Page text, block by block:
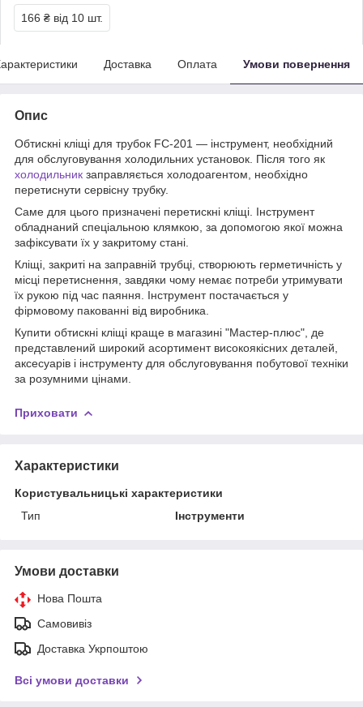
166 ₴ від 10 шт.
Доставка Оплата Умови повернення
Опис
Обтискні кліщі для трубок FC-201 — інструмент, необхідний
для обслуговування холодильних установок. Після того як
холодильник заправляється холодоагентом, необхідно
перетиснути сервісну трубку.
Саме для цього призначені перетискні кліщі. Інструмент
обладнаний спеціальною клямкою, за допомогою якої можна
зафіксувати їх у закритому стані.
Кліщі, закриті на заправній трубці, створюють герметичність у
місці перетиснення, завдяки чому немає потреби утримувати
їх рукою під час паяння. Інструмент постачається у
фірмовому пакованні від виробника.
Купити обтискні кліщі краще в магазині "Мастер-плюс", де
представлений широкий асортимент високоякісних деталей,
аксесуарів і інструменту для обслуговування побутової техніки
за розумними цінами.
Приховати
Характеристики
Користувальницькі характеристики
Тип
Інструменти
Умови доставки
Нова Пошта
Самовивіз
Доставка Укрпоштою
Всі умови доставки